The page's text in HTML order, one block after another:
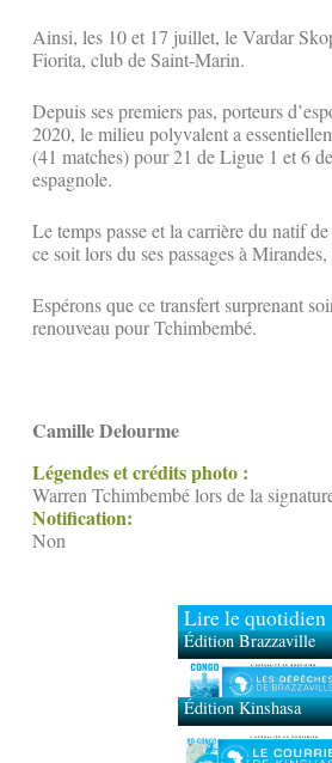
Ainsi, les 10 et 17 juillet, le Vardar
Fiorita, club de Saint-Marin.
Depuis ses premiers pas, porteurs
2020, le milieu polyvalent a
(41 matches) pour 21 de Ligue 1 et 6
espagnole.
Le temps passe et la carrière du natif
ce soit lors du ses passages à
Espérons que ce transfert surprenant
renouveau pour Tchimbembé.
Camille Delourme
Légendes et crédits photo :
Warren Tchimbembé lors de la
Notification:
Non
Lire le quotidien
Édition Brazzaville
Édition Kinshasa